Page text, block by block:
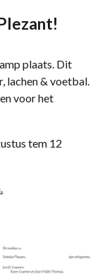
plaats. Dit
lachen & voetbal.
voor het
tem 12